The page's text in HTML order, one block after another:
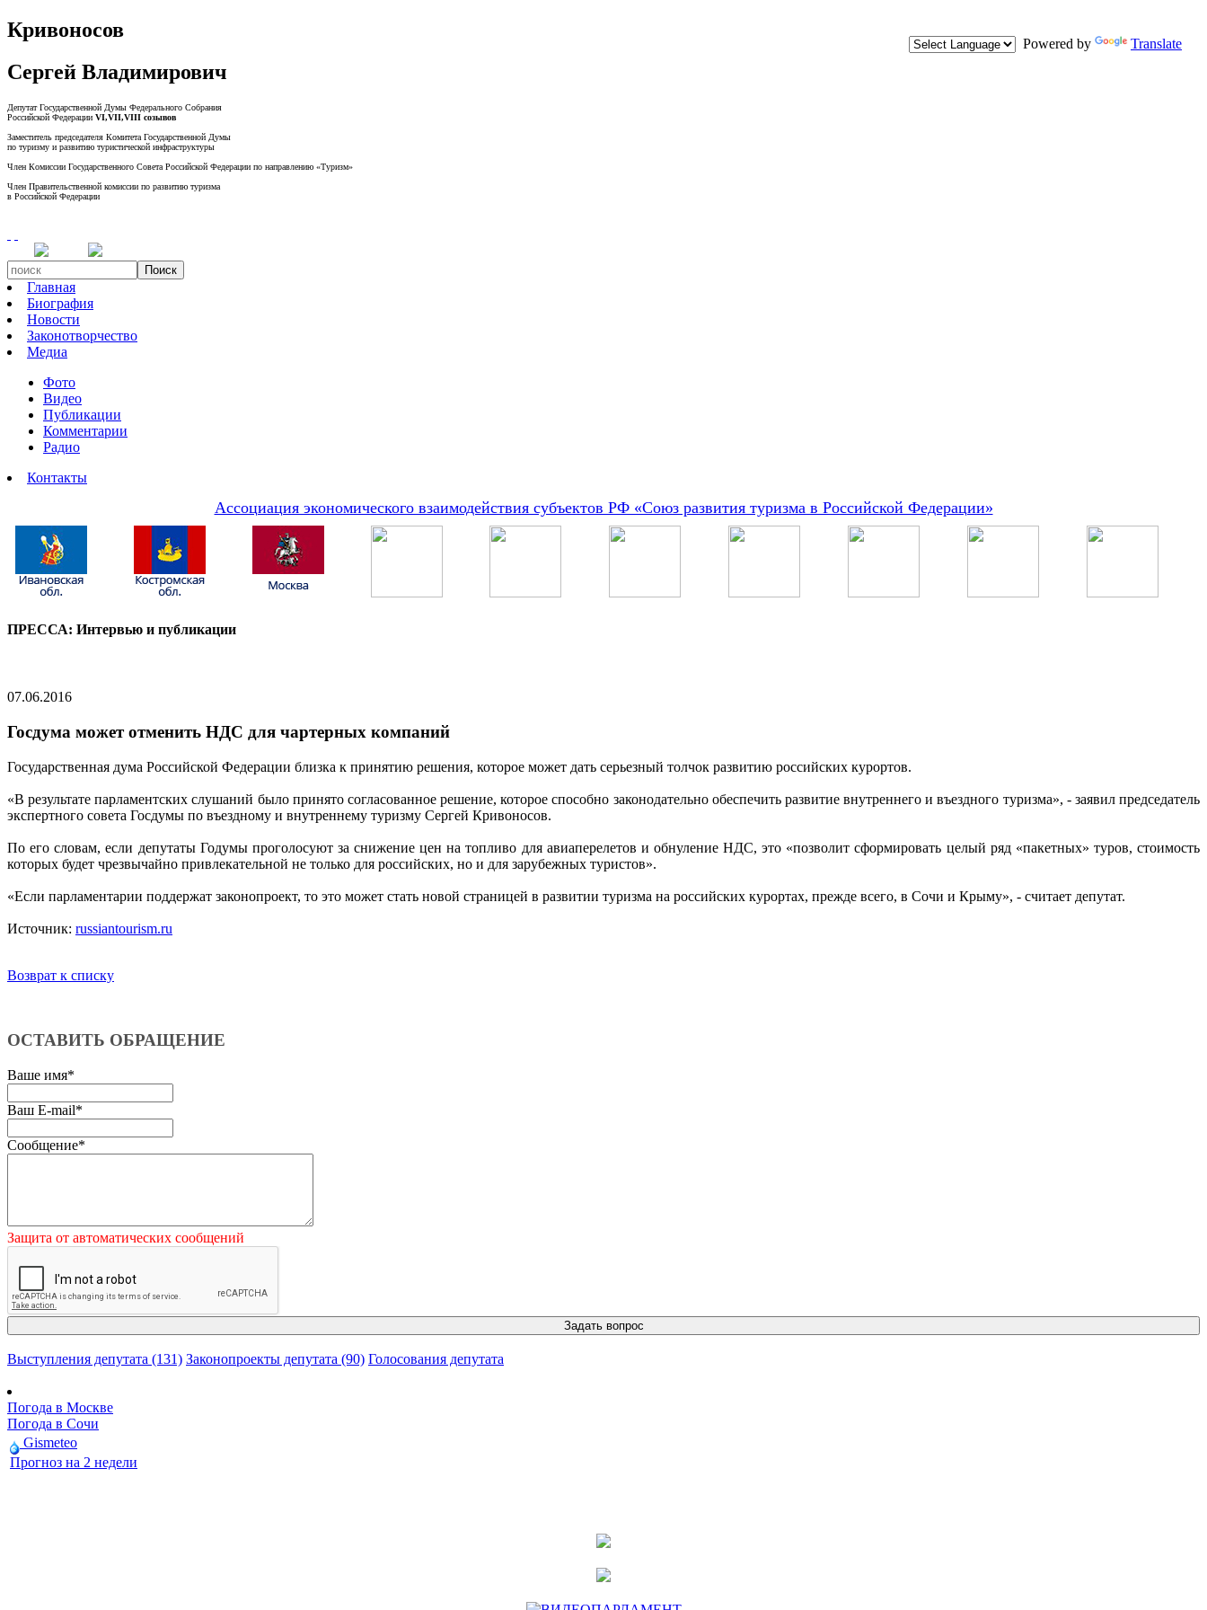
Powered by Translate
Кривоносов
Сергей Владимирович
Депутат Государственной Думы Федерального Собрания
Российской Федерации VI,VII,VIII созывов
Заместитель председателя Комитета Государственной Думы
по туризму и развитию туристической инфраструктуры
Член Комиссии Государственного Совета Российской Федерации по направлению «Туризм»
Член Правительственной комиссии по развитию туризма
в Российской Федерации
Поиск
Главная
Биография
Новости
Законотворчество
Медиа
Фото
Видео
Публикации
Комментарии
Радио
Контакты
Ассоциация экономического взаимодействия субъектов РФ «Союз развития туризма в Российской Федерации»
ПРЕССА: Интервью и публикации
07.06.2016
Госдума может отменить НДС для чартерных компаний
Государственная дума Российской Федерации близка к принятию решения, которое может дать серьезный толчок развитию российских курортов.
«В результате парламентских слушаний было принято согласованное решение, которое способно законодательно обеспечить развитие внутреннего и въездного туризма», - заявил председатель
экспертного совета Госдумы по въездному и внутреннему туризму Сергей Кривоносов.
По его словам, если депутаты Годумы проголосуют за снижение цен на топливо для авиаперелетов и обнуление НДС, это «позволит сформировать целый ряд «пакетных» туров, стоимость
которых будет чрезвычайно привлекательной не только для российских, но и для зарубежных туристов».
«Если парламентарии поддержат законопроект, то это может стать новой страницей в развитии туризма на российских курортах, прежде всего, в Сочи и Крыму», - считает депутат.
Источник: russiantourism.ru
Возврат к списку
ОСТАВИТЬ ОБРАЩЕНИЕ
Ваше имя*
Ваш E-mail*
Сообщение*
Защита от автоматических сообщений
Выступления депутата (131) Законопроекты депутата (90) Голосования депутата
Погода в Москве
Погода в Сочи
Gismeteo
Прогноз на 2 недели